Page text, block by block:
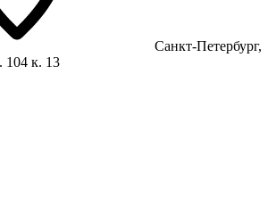
Санкт-Петербург,
104 к. 13